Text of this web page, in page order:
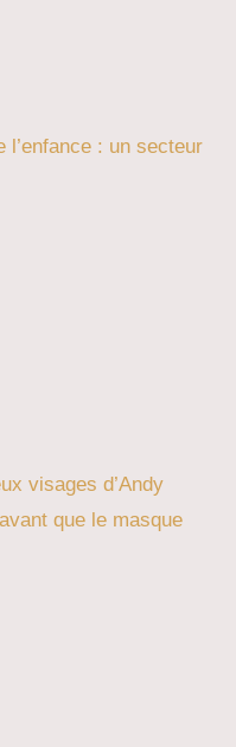
l’enfance : un secteur
visages d’Andy
que le masque